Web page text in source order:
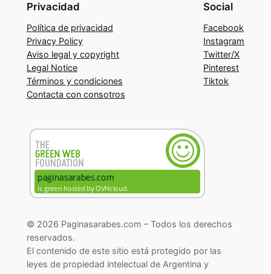
Privacidad
Política de privacidad
Privacy Policy
Aviso legal y copyright
Legal Notice
Términos y condiciones
Contacta con consotros
Social
Facebook
Instagram
Twitter/X
Pinterest
Tiktok
© 2026 Paginasarabes.com – Todos los derechos
reservados.
El contenido de este sitio está protegido por las
leyes de propiedad intelectual de Argentina y